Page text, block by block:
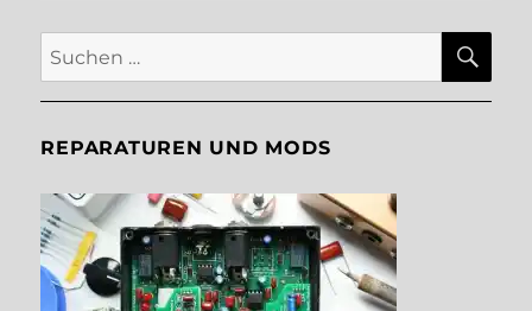
Suche
nach:
REPARATUREN UND MODS